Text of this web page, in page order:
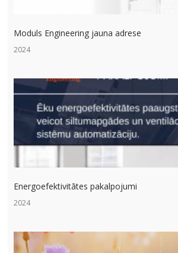
Moduls Engineering jauna adrese
2024
Energoefektivitātes pakalpojumi
2024